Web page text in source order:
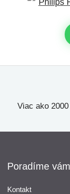
Viac ako
Poradíme vám
Kontakt